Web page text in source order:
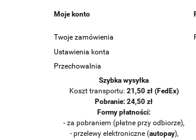
Moje konto
Twoje zamówienia
Ustawienia konta
Przechowalnia
Szybka wysyłka
Koszt transportu: 21 ,50 zł (FedEx)
Pobranie: 24,50 zł
Formy płatności:
- za pobraniem (płatne przy odbiorze),
- przelewy elektroniczne (autopay),